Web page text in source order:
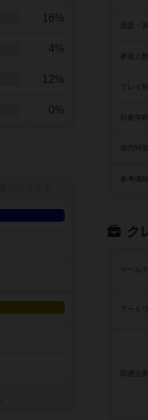
参加人数
参考価格
ク
ゲーム
アート
16%
4%
12%
0%